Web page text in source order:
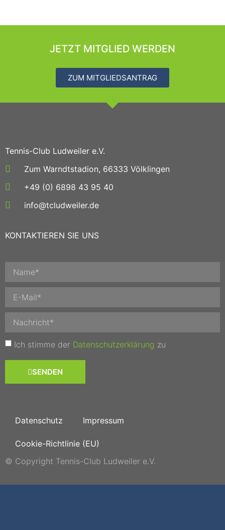
JETZT MITGLIED WERDEN
ZUM MITGLIEDSANTRAG
Tennis-Club Ludweiler e.V.
Zum Warndtstadion, 66333 Völklingen
+49 (0) 6898 43 95 40
info@tcludweiler.de
KONTAKTIEREN SIE UNS
Ich stimme der Datenschutzerklärung zu
SENDEN
Datenschutz Impressum
Cookie-Richtlinie (EU)
© Copyright Tennis-Club Ludweiler e.V.